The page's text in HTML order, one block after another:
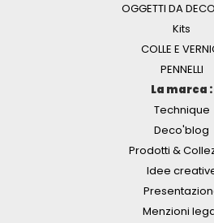
OGGETTI DA
Kits
COLLE E
PENNELLI
La marca :
Technique
Deco'blog
Prodotti &
Idee
Menzioni